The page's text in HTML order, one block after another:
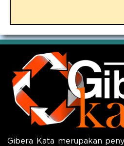
Gibera Kata merupakan